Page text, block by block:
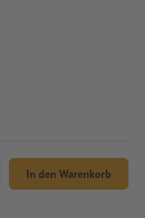
In den Warenkorb